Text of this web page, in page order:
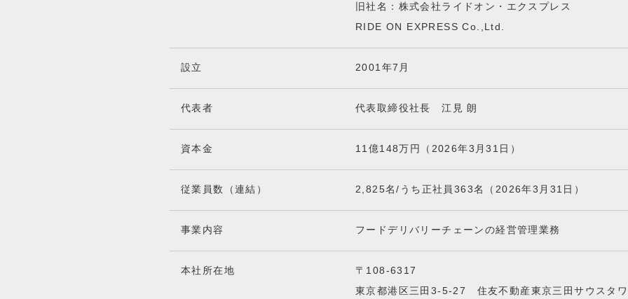
旧社名：株式会社ライドオン・エクスプレス
RIDE ON EXPRESS Co.,Ltd.
設立 2001年7月
代表者 代表取締役社長 江見 朗
資本金 11億148万円 （2026年3月31日）
従業員数 （連結） 2,825名/うち正社員363名 （2026年3月31日）
事業内容 フードデリバリーチェーンの経営管理業務
本社所在地
〒108-6317
東京都港区三田3-5-27 住友不動産東京三田サウスタ